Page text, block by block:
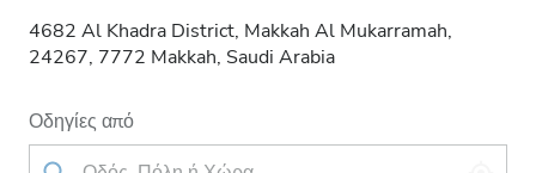
4682 Al Khadra District, Makkah Al Mukarramah,
24267, 7772 Makkah, Saudi Arabia
Οδηγίες από